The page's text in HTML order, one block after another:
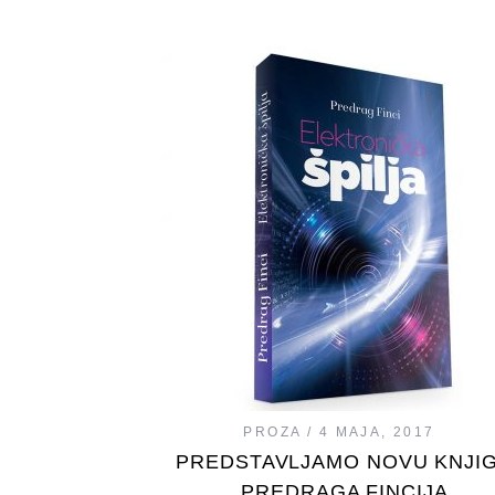
PROZA 4 MAJA, 2017
PREDSTAVLJAMO NOVU